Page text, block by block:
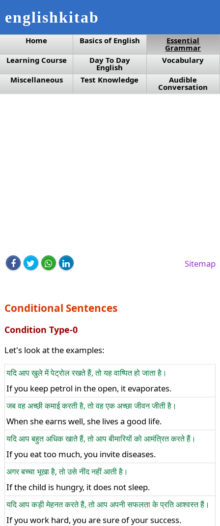
englishkitab
Home Basics of English Essential
Grammar
Learning Course
Day To Day
English
Vocabulary
Miscellaneous
Test Knowledge Audible
Conversation
Sitemap
Conditional Sentences
Condition Type-0
Let's look at the examples:
यदि आप खुले में पेट्रोल रखते हैं, तो यह वाष्पित हो जाता है।
If you keep petrol in the open, it evaporates.
जब वह अच्छी कमाई करती है, तो वह एक अच्छा जीवन जीती है।
When she earns well, she lives a good life.
यदि आप बहुत अधिक खाते हैं, तो आप बीमारियों को आमंत्रित करते हैं।
If you eat too much, you invite diseases.
अगर बच्चा भूखा है, तो उसे नींद नहीं आती है।
If the child is hungry, it does not sleep.
यदि आप कड़ी मेहनत करते हैं, तो आप अपनी सफलता के प्रति आश्वस्त हैं।
If you work hard, you are sure of your success.